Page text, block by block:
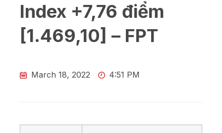
Index +7,76 điểm
[1.469,10] – FPT
March 18, 2022 4:51 PM